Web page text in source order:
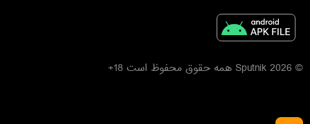
© 2026 Sputnik همه حقوق محفوظ است 18+